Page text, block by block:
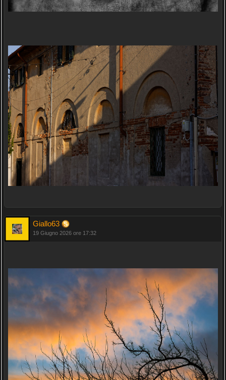
Giallo63
19 Giugno 2026 ore 17:32